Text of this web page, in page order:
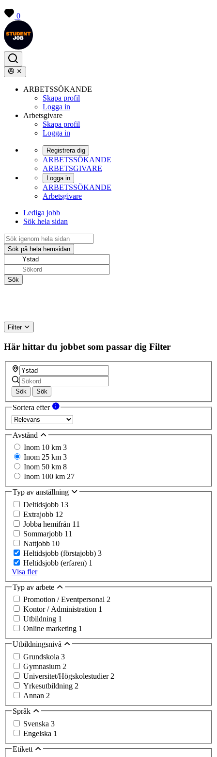
0
ARBETSSÖKANDE
Skapa profil
Logga in
Arbetsgivare
Skapa profil
Logga in
Registrera dig
ARBETSSÖKANDE
ARBETSGIVARE
Logga in
ARBETSSÖKANDE
Arbetsgivare
Lediga jobb
Sök hela sidan
Filter
Här hittar du jobbet som passar dig Filter
Sök Sök
Sortera efter
Avstånd
Inom 10 km 3
Inom 25 km 3
Inom 50 km 8
Inom 100 km 27
Typ av anställning
Deltidsjobb 13
Extrajobb 12
Jobba hemifrån 11
Sommarjobb 11
Nattjobb 10
Heltidsjobb (förstajobb) 3
Heltidsjobb (erfaren) 1
Visa fler
Typ av arbete
Promotion / Eventpersonal 2
Kontor / Administration 1
Utbildning 1
Online marketing 1
Utbildningsnivå
Grundskola 3
Gymnasium 2
Universitet/Högskolestudier 2
Yrkesutbildning 2
Annan 2
Språk
Svenska 3
Engelska 1
Etikett